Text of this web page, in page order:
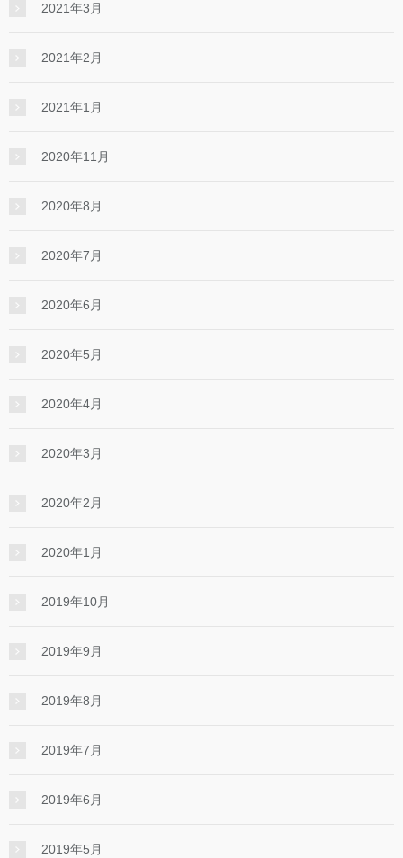
2021年3月
2021年2月
2021年1月
2020年11月
2020年8月
2020年7月
2020年6月
2020年5月
2020年4月
2020年3月
2020年2月
2020年1月
2019年10月
2019年9月
2019年8月
2019年7月
2019年6月
2019年5月